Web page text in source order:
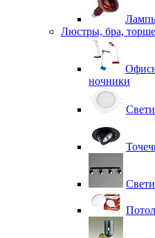
Люстры, бра,
ночники